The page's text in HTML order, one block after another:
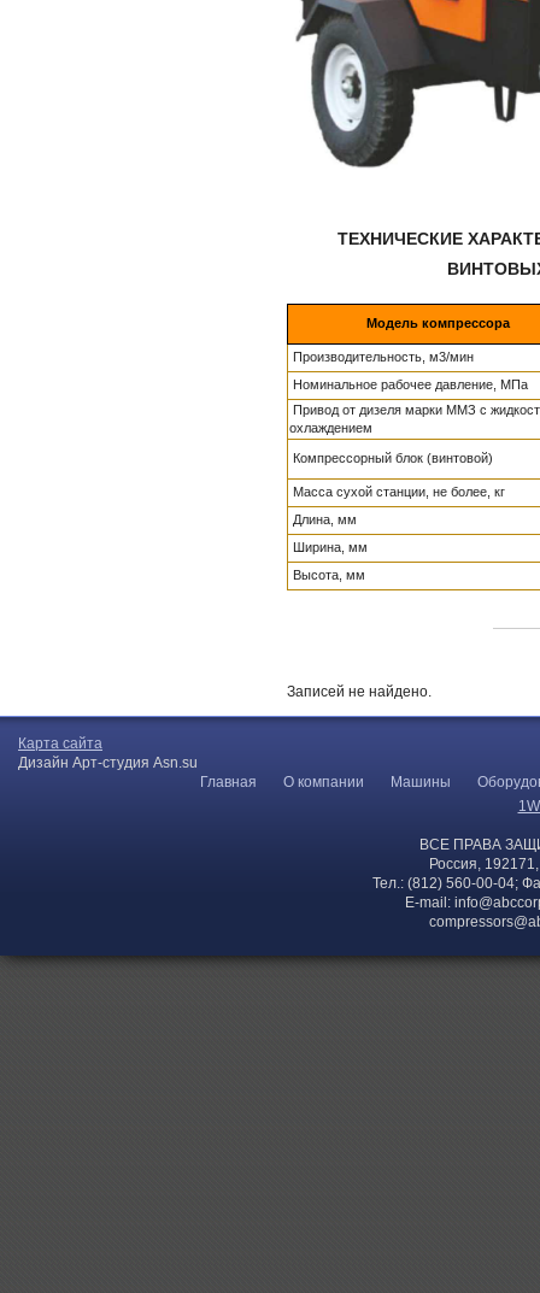
ТЕХНИЧЕСКИЕ
Модель компрессора
Производительность, м3/мин
Номинальное рабочее давление, МПа
Привод от дизеля марки ММЗ с
охлаждением
Компрессорный блок (винтовой)
Масса сухой станции, не более, кг
Длина, мм
Ширина, мм
Высота, мм
Записей не найдено.
Карта сайта
Дизайн Арт-студия Asn.su
Главная
О компании Машины
ВСЕ ПРАВА
Россия,
Тел.: (812) 560-00-04;
E-mail: